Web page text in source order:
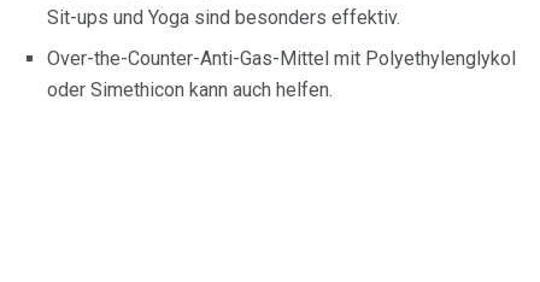
Sit-ups und Yoga sind besonders effektiv.
Over-the-Counter-Anti-Gas-Mittel mit Polyethylenglykol
oder Simethicon kann auch helfen.